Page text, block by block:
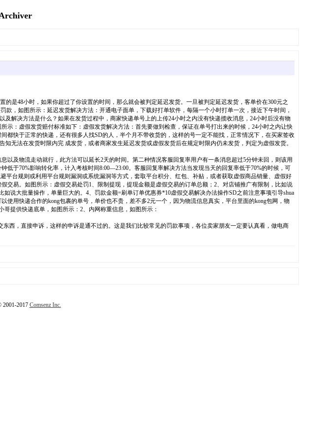
是48小时，如果你超过了你设置的时间，那么就会被判定延迟发货。一旦被判定延迟发货，客单价在300元之
，如图所示：延迟发货解决方法：开通电子面单，下载好打单软件，每隔一个小时打单一次，接近下午时间，
解决方法是什么？如果在发货过程中，商家快递单号上的上传24小时之内没有快递揽收消息，24小时后没有物
：虚假发货赔付标准如下：虚假发货解决方法：首先要做到检查，保证在单号打出来的时候，24小时之内让快
快于正常的快递，还有很多人找SD的人，半个月不带收货的，这样的号一定不能找，正常情况下，在买家签收
无法在发货时限内完 成发货，或者商家发生延迟发货或虚假发货后在规定时限内仍未发货，判定为虚假发货。
及物流走动就行，此方法可以延长2天的时间。第二种情况客服回复率用户有一条消息超过5分钟未回，则该用
于70%影响转化率，计入考核时间8:00—23:00。客服回复率解决方法当发现当天的回复率低于70%的时候，可
台规则或利用平台规则漏洞或系统漏洞等方式，套取平台积分、红包、补贴，或者获取虚假商品销量、虚假好
易。如图所示：虚假交易处罚1、限制提现，提现金额是虚假交易的订单总额；2、对店铺推广有限制，比如说
说大批量操作，单量巨大的。4、罚款金额=刷单订单优惠券*10虚假交易解决办法操作SD之前注意事项引导shua
用快递合作的kong包裹的单号，单价也不贵，差不多2元一个，因为物流信息真实，平台里面的kong包网，物
提供快递底单，如图所示：2、内网称重信息，如图所示：
西，直接申诉，这样的申诉是通不过的。这是我们比较常见的罚款事项，各位卖家朋友一定要认真看，做电商
2017 Comsenz Inc.